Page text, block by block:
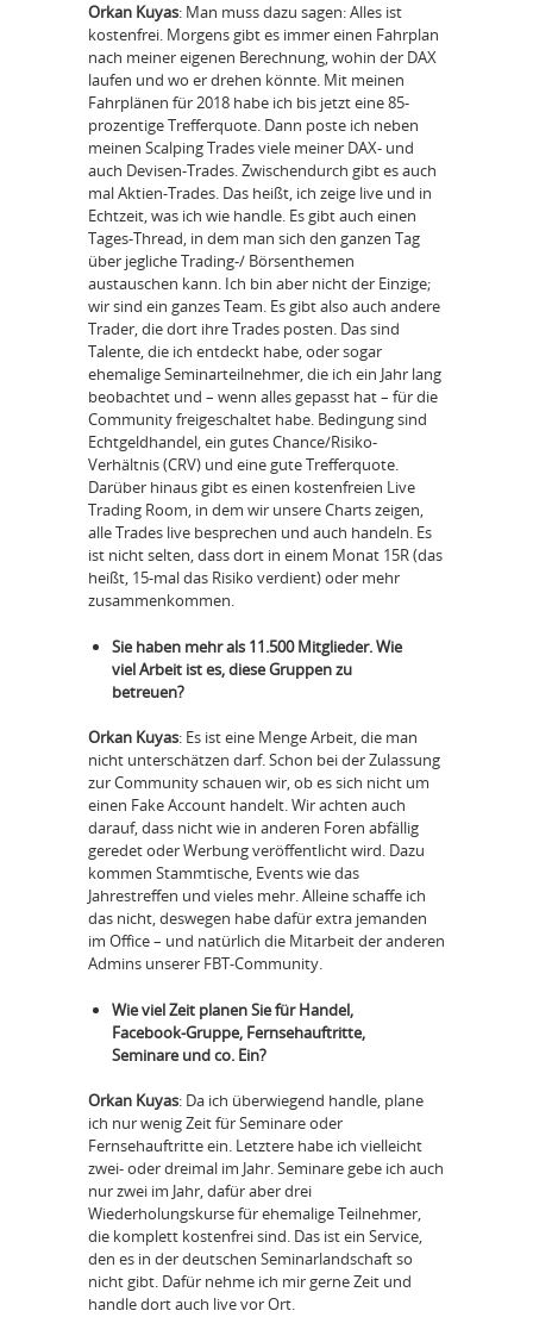
Orkan Kuyas: Man muss dazu sagen: Alles ist
kostenfrei. Morgens gibt es immer einen Fahrplan
nach meiner eigenen Berechnung, wohin der DAX
laufen und wo er drehen könnte. Mit meinen
Fahrplänen für 2018 habe ich bis jetzt eine 85-
prozentige Trefferquote. Dann poste ich neben
meinen Scalping Trades viele meiner DAX- und
auch Devisen-Trades. Zwischendurch gibt es auch
mal Aktien-Trades. Das heißt, ich zeige live und in
Echtzeit, was ich wie handle. Es gibt auch einen
Tages-Thread, in dem man sich den ganzen Tag
über jegliche Trading-/ Börsenthemen
austauschen kann. Ich bin aber nicht der Einzige;
wir sind ein ganzes Team. Es gibt also auch andere
Trader, die dort ihre Trades posten. Das sind
Talente, die ich entdeckt habe, oder sogar
ehemalige Seminarteilnehmer, die ich ein Jahr lang
beobachtet und – wenn alles gepasst hat – für die
Community freigeschaltet habe. Bedingung sind
Echtgeldhandel, ein gutes Chance/Risiko-
Verhältnis (CRV) und eine gute Trefferquote.
Darüber hinaus gibt es einen kostenfreien Live
Trading Room, in dem wir unsere Charts zeigen,
alle Trades live besprechen und auch handeln. Es
ist nicht selten, dass dort in einem Monat 15R (das
heißt, 15-mal das Risiko verdient) oder mehr
zusammenkommen.
Sie haben mehr als 11.500 Mitglieder. Wie
viel Arbeit ist es, diese Gruppen zu
betreuen?
Orkan Kuyas: Es ist eine Menge Arbeit, die man
nicht unterschätzen darf. Schon bei der Zulassung
zur Community schauen wir, ob es sich nicht um
einen Fake Account handelt. Wir achten auch
darauf, dass nicht wie in anderen Foren abfällig
geredet oder Werbung veröffentlicht wird. Dazu
kommen Stammtische, Events wie das
Jahrestreffen und vieles mehr. Alleine schaffe ich
das nicht, deswegen habe dafür extra jemanden
im Office – und natürlich die Mitarbeit der anderen
Admins unserer FBT-Community.
Wie viel Zeit planen Sie für Handel,
Facebook-Gruppe, Fernsehauftritte,
Seminare und co. Ein?
Orkan Kuyas: Da ich überwiegend handle, plane
ich nur wenig Zeit für Seminare oder
Fernsehauftritte ein. Letztere habe ich vielleicht
zwei- oder dreimal im Jahr. Seminare gebe ich auch
nur zwei im Jahr, dafür aber drei
Wiederholungskurse für ehemalige Teilnehmer,
die komplett kostenfrei sind. Das ist ein Service,
den es in der deutschen Seminarlandschaft so
nicht gibt. Dafür nehme ich mir gerne Zeit und
handle dort auch live vor Ort.